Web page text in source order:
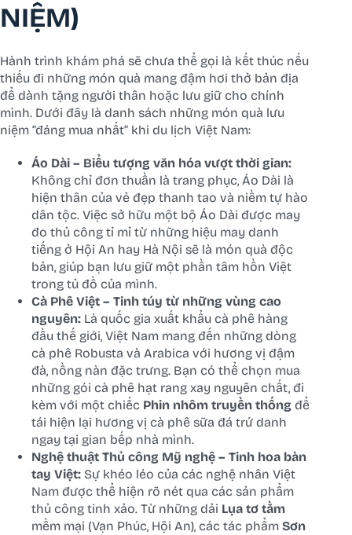
NIỆM)
Hành trình khám phá sẽ chưa thể gọi là kết thúc nếu
thiếu đi những món quà mang đậm hơi thở bản địa
để dành tặng người thân hoặc lưu giữ cho chính
mình. Dưới đây là danh sách những món quà lưu
niệm “đáng mua nhất” khi du lịch Việt Nam:
Áo Dài – Biểu tượng văn hóa vượt thời gian:
Không chỉ đơn thuần là trang phục, Áo Dài là
hiện thân của vẻ đẹp thanh tao và niềm tự hào
dân tộc. Việc sở hữu một bộ Áo Dài được may
đo thủ công tỉ mỉ từ những hiệu may danh
tiếng ở Hội An hay Hà Nội sẽ là món quà độc
bản, giúp bạn lưu giữ một phần tâm hồn Việt
trong tủ đồ của mình.
Cà Phê Việt – Tinh túy từ những vùng cao
nguyên: Là quốc gia xuất khẩu cà phê hàng
đầu thế giới, Việt Nam mang đến những dòng
cà phê Robusta và Arabica với hương vị đậm
đà, nồng nàn đặc trưng. Bạn có thể chọn mua
những gói cà phê hạt rang xay nguyên chất, đi
kèm với một chiếc Phin nhôm truyền thống để
tái hiện lại hương vị cà phê sữa đá trứ danh
ngay tại gian bếp nhà mình.
Nghệ thuật Thủ công Mỹ nghệ – Tinh hoa bàn
tay Việt: Sự khéo léo của các nghệ nhân Việt
Nam được thể hiện rõ nét qua các sản phẩm
thủ công tinh xảo. Từ những dải Lụa tơ tằm
mềm mại (Vạn Phúc, Hội An), các tác phẩm Sơn